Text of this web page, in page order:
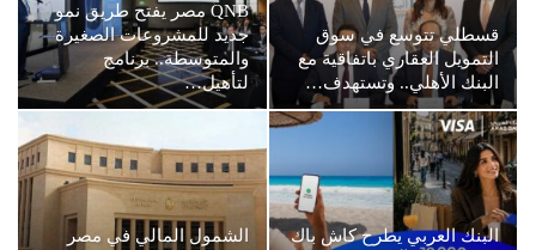
قسطلي تتوسع في سوق
التمويل العقاري باتفاقية مع
البنك الأهلي.. وتستهدف…
QNB مصر يفتح طريق نمو
جديد للمشروعات الصغيرة
والمتوسطة.. برنامج
لتأهيل…
البنك العربي يطرح كاش باك
الشمول المالي في مصر